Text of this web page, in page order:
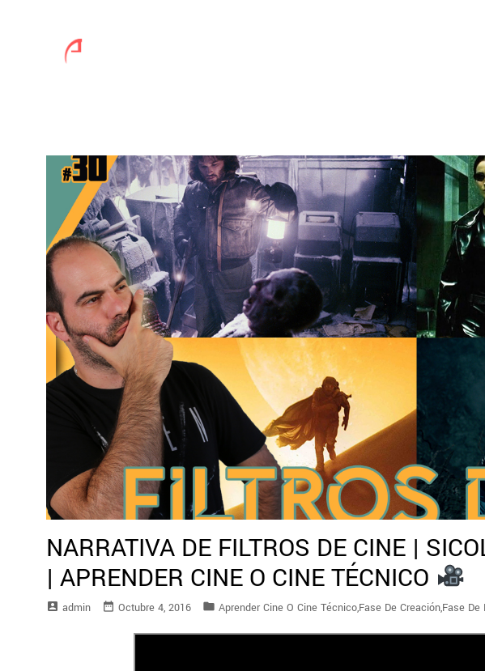
NARRATIVA DE FILTROS DE CINE |
| APRENDER CINE O CINE TÉCNICO
account_box Admin date_range Octubre 4, 2016 folder Aprender Cine O Cine Técnico,Fase De Creación,Fase De